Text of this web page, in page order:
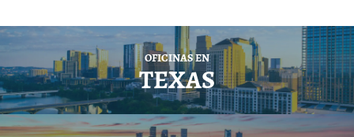
OFICINAS EN
TEXAS